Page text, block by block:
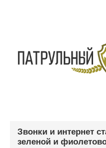
Звонки и интернет
зеленой и